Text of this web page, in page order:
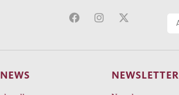
NEWS NEWSLETTER